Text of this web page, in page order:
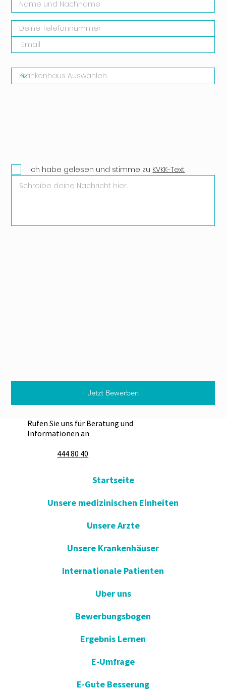
Jetzt Bewerben
Ich habe gelesen und stimme zu KVKK-Text
Rufen Sie uns für Beratung und
Informationen an
444 80 40
Startseite
Unsere medizinischen Einheiten
Unsere Arzte
Unsere Krankenhäuser
Internationale Patienten
Uber uns
Bewerbungsbogen
Ergebnis Lernen
E-Umfrage
E-Gute Besserung